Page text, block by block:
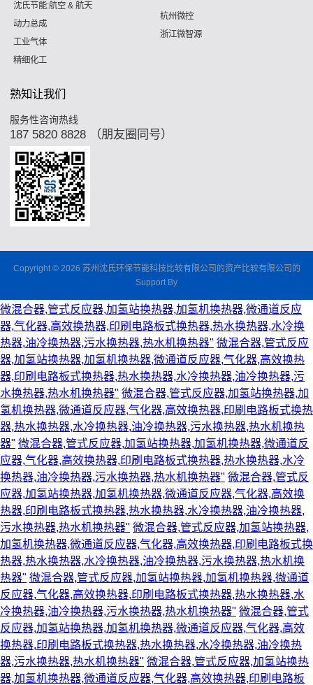
沈氏节能:航空 & 航天
动力总成
工业气体
精细化工
杭州微控
浙江微智源
熟知让我们
服务性咨询热线
187 5820 8828 （朋友圈同号）
Copyright © 2026 苏州沈氏环保节能科技比较有限公司的资产比较有限公司的
Support By
微混合器,管式反应器,加氢站换热器,加氢机换热器,微通道反应
器,气化器,高效换热器,印刷电路板式换热器,热水换热器,水冷换
热器,油冷换热器,污水换热器,热水机换热器" 微混合器,管式反应
器,加氢站换热器,加氢机换热器,微通道反应器,气化器,高效换热
器,印刷电路板式换热器,热水换热器,水冷换热器,油冷换热器,污
水换热器,热水机换热器" 微混合器,管式反应器,加氢站换热器,加
氢机换热器,微通道反应器,气化器,高效换热器,印刷电路板式换热
器,热水换热器,水冷换热器,油冷换热器,污水换热器,热水机换热
器" 微混合器,管式反应器,加氢站换热器,加氢机换热器,微通道反
应器,气化器,高效换热器,印刷电路板式换热器,热水换热器,水冷
换热器,油冷换热器,污水换热器,热水机换热器" 微混合器,管式反
应器,加氢站换热器,加氢机换热器,微通道反应器,气化器,高效换
热器,印刷电路板式换热器,热水换热器,水冷换热器,油冷换热器,
污水换热器,热水机换热器" 微混合器,管式反应器,加氢站换热器,
加氢机换热器,微通道反应器,气化器,高效换热器,印刷电路板式换
热器,热水换热器,水冷换热器,油冷换热器,污水换热器,热水机换
热器" 微混合器,管式反应器,加氢站换热器,加氢机换热器,微通道
反应器,气化器,高效换热器,印刷电路板式换热器,热水换热器,水
冷换热器,油冷换热器,污水换热器,热水机换热器" 微混合器,管式
反应器,加氢站换热器,加氢机换热器,微通道反应器,气化器,高效
换热器,印刷电路板式换热器,热水换热器,水冷换热器,油冷换热
器,污水换热器,热水机换热器" 微混合器,管式反应器,加氢站换热
器,加氢机换热器,微通道反应器,气化器,高效换热器,印刷电路板